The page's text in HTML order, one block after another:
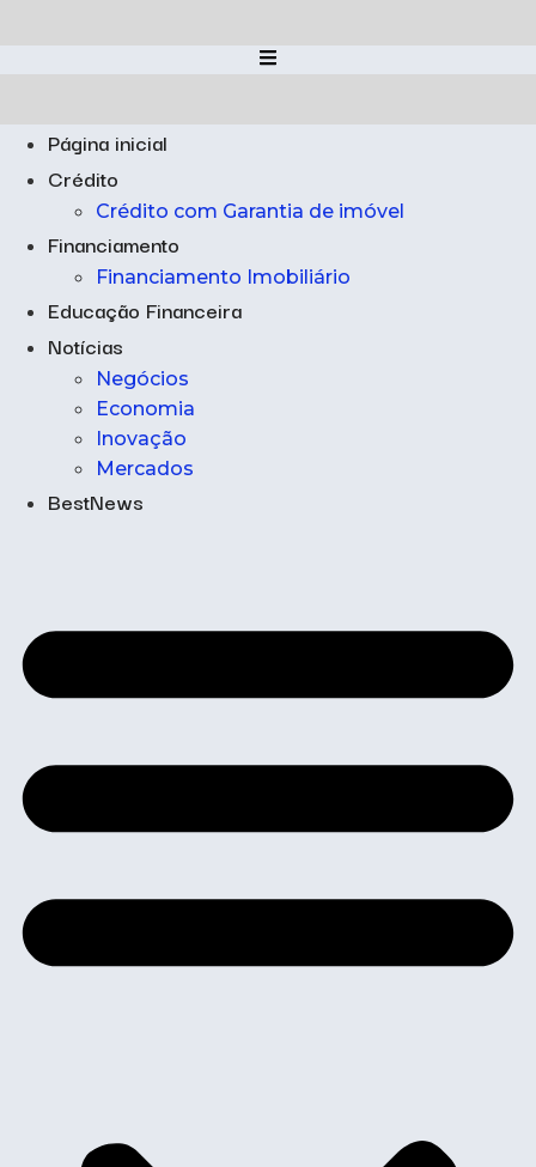
Página inicial
Crédito
Crédito com Garantia de imóvel
Financiamento
Financiamento Imobiliário
Educação Financeira
Notícias
Negócios
Economia
Inovação
Mercados
BestNews